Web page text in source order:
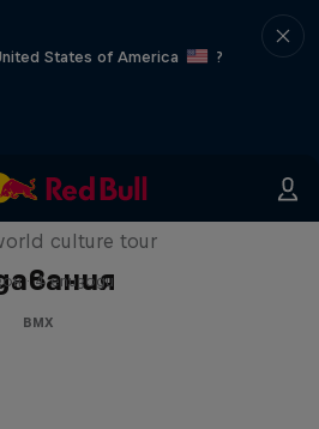
States of America
?
Shotgun
culture tour
· 4 епизоди
BMX